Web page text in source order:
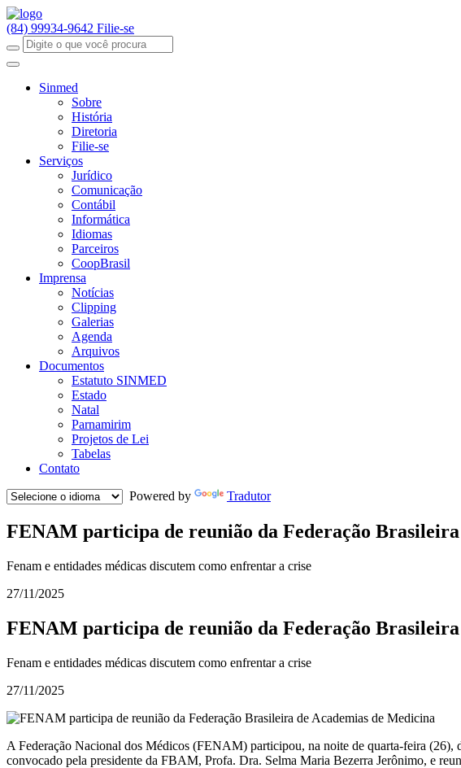
(84) 99934-9642 Filie-se
Sinmed
Sobre
História
Diretoria
Filie-se
Serviços
Jurídico
Comunicação
Contábil
Informática
Idiomas
Parceiros
CoopBrasil
Imprensa
Notícias
Clipping
Galerias
Agenda
Arquivos
Documentos
Estatuto SINMED
Estado
Natal
Parnamirim
Projetos de Lei
Tabelas
Contato
Powered by
Tradutor
FENAM participa de reunião da Federação
Fenam e entidades médicas discutem como enfrentar a crise
27/11/2025
FENAM participa de reunião da Federação
Fenam e entidades médicas discutem como enfrentar a crise
27/11/2025
A Federação Nacional dos Médicos (FENAM) participou, na noite de quarta-feira
convocado pela presidente da FBAM, Profa. Dra. Selma Maria Bezerra Jerônimo, e